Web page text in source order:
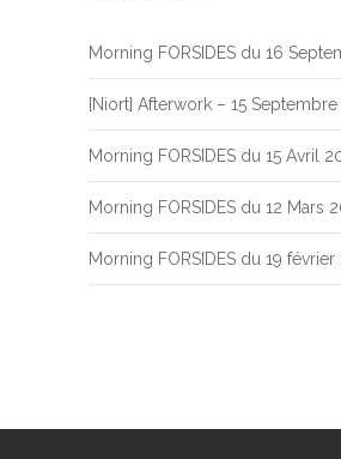
Morning FORSIDES du 16
[Niort] Afterwork – 15
Morning FORSIDES du 15 Avril
Morning FORSIDES du 12 Mars
Morning FORSIDES du 19